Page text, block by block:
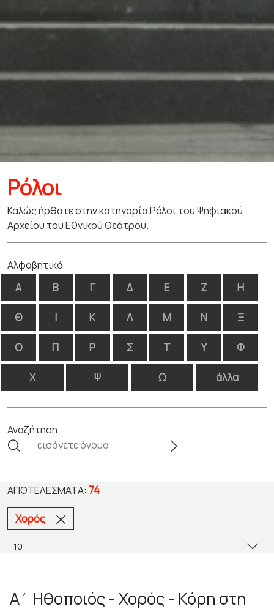
Ρόλοι
Καλώς ήρθατε στην κατηγορία Ρόλοι του Ψηφιακού
Αρχείου του Εθνικού Θεάτρου.
Αλφαβητικά
Α Β Γ Δ Ε Ζ Η
Θ Ι Κ Λ Μ Ν Ξ
Ο Π Ρ Σ Τ Υ Φ
Χ Ψ Ω άλλα
Αναζήτηση
ΑΠΟΤΕΛΈΣΜΑΤΑ: 74
Χορός
Α΄ Ηθοποιός - Χορός - Κόρη στη